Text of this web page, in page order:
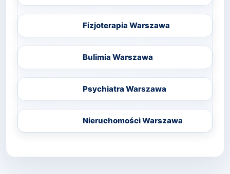
Fizjoterapia Warszawa
Bulimia Warszawa
Psychiatra Warszawa
Nieruchomości Warszawa